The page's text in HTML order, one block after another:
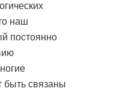
наш
постоянно
быть связаны